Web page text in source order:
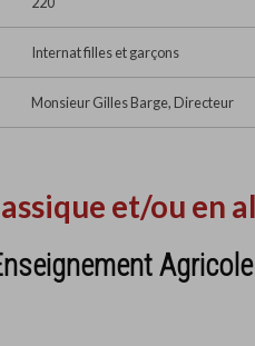
Internat filles et garçons
Monsieur Gilles Barge, Directeur
et/ou en
Agricole